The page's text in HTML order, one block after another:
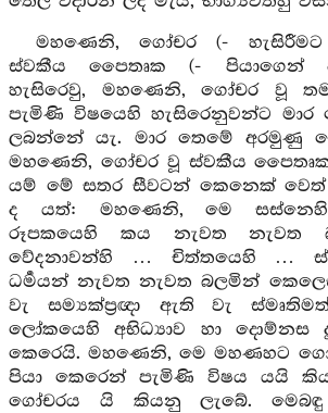
මහණෙනි, ගෝචර (-
ස්වකීය පෛතෘක (- පියාගෙන්
හැසිරෙවු, මහණෙනි, ගෝචර වූ
පැමිණි විෂයෙහි හැසිරෙනුවන්ට
ලබන්නේ යැ. මාර තෙමේ අරමුණු
මහණෙනි, ගෝචර වූ ස්වකීය
යම් මේ සතර සීවටන් කෙනෙක් වෙත්
ද යත්: මහණෙනි, මෙ
රූපකයෙහි කය නැවත නැවත
වේදනාවන්හි … චිත්තයෙහි …
ධර්‍මයන් නැවත නැවත බලමින්
වැ සම්‍යක්ප්‍රඥා ඇති වැ
ලෝකයෙහි අභිධ්‍යාව හා දොම්නස
කෙරෙයි. මහණෙනි, මෙ මහණහට
පියා කෙරෙන් පැමිණි විෂය යයි
ගෝචරය යි කියනු ලැබේ.